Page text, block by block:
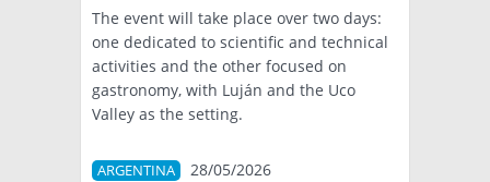
The event will take place over two days:
one dedicated to scientific and technical
activities and the other focused on
gastronomy, with Luján and the Uco
Valley as the setting.
ARGENTINA 28/05/2026